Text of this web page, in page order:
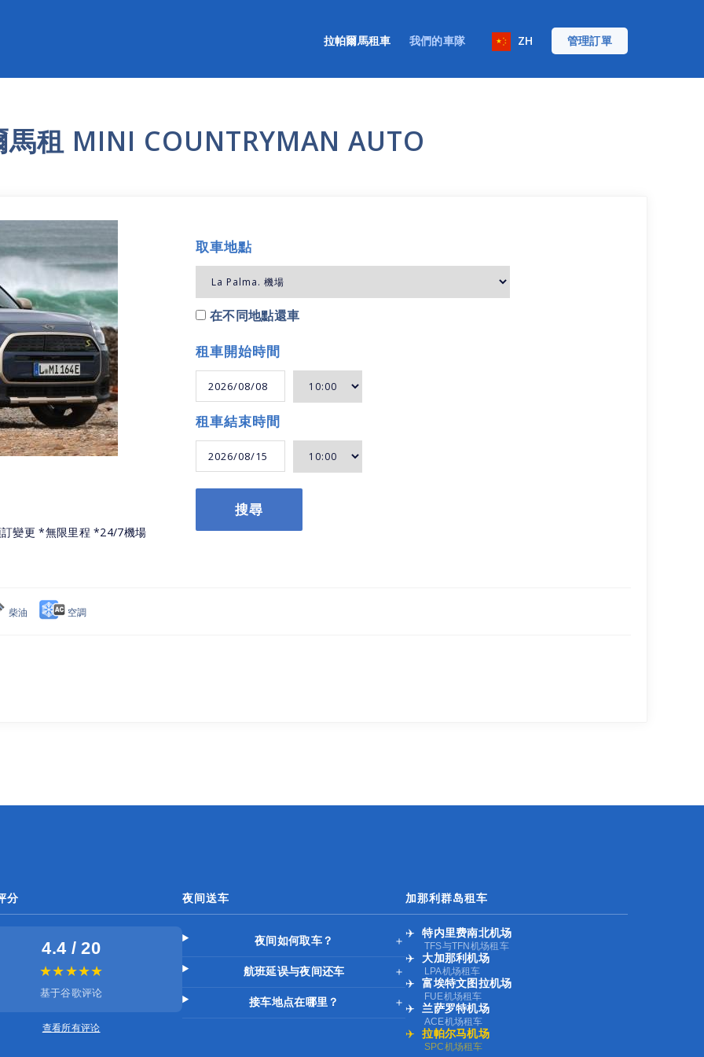
拉帕爾馬租車 我們的車隊 ZH 管理訂單
馬租 MINI COUNTRYMAN AUTO
變更 *無限里程 *24/7機場
取車地點
在不同地點還車
租車開始時間
租車結束時間
搜尋
柴油 空調
分
4.4 / 20
★★★★★
基于谷歌评论
查看所有评论
夜间送车
夜间如何取车？ ＋
航班延误与夜间还车 ＋
接车地点在哪里？ ＋
加那利群岛租车
✈️ 特内里费南北机场
TFS与TFN机场租车
✈️ 大加那利机场
LPA机场租车
✈️ 富埃特文图拉机场
FUE机场租车
✈️ 兰萨罗特机场
ACE机场租车
✈️ 拉帕尔马机场
SPC机场租车